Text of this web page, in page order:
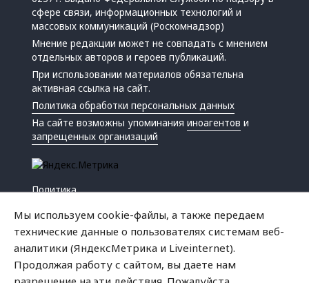
сфере связи, информационных технологий и
массовых коммуникаций (Роскомнадзор)
Мнение редакции может не совпадать с мнением
отдельных авторов и героев публикаций.
При использовании материалов обязательна
активная ссылка на сайт.
Политика обработки персональных данных
На сайте возможны упоминанияиноагентов и
запрещенных организаций
Политика
Мы используем cookie-файлы, а также передаем
технические данные о пользователях системам веб-
аналитики (ЯндексМетрика и Liveinternet).
Продолжая работу с сайтом, вы даете нам